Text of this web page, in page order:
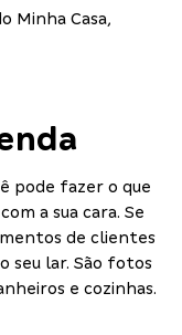
Minha Casa,
pode fazer o que
a sua cara. Se
de clientes
seu lar. São fotos
e cozinhas.